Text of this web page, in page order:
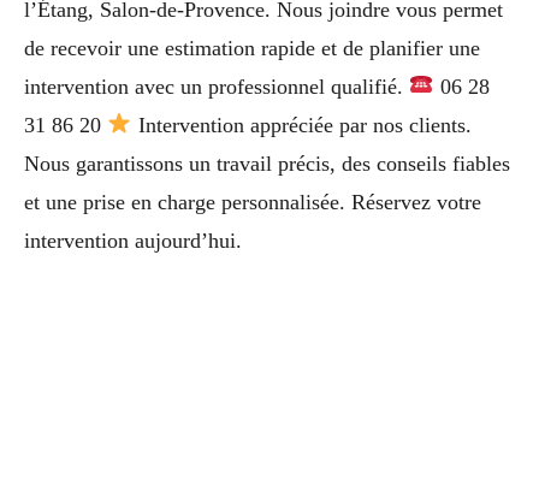
l’Étang, Salon-de-Provence. Nous joindre vous permet
de recevoir une estimation rapide et de planifier une
intervention avec un professionnel qualifié.
06 28
31 86 20
Intervention appréciée par nos clients.
Nous garantissons un travail précis, des conseils fiables
et une prise en charge personnalisée. Réservez votre
intervention aujourd’hui.